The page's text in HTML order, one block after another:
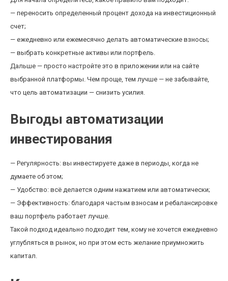
— переносить определенный процент дохода на инвестиционный
счет;
— ежедневно или ежемесячно делать автоматические взносы;
— выбрать конкретные активы или портфель.
Дальше — просто настройте это в приложении или на сайте
выбранной платформы. Чем проще, тем лучше — не забывайте,
что цель автоматизации — снизить усилия.
Выгоды автоматизации
инвестирования
— Регулярность: вы инвестируете даже в периоды, когда не
думаете об этом;
— Удобство: всё делается одним нажатием или автоматически;
— Эффективность: благодаря частым взносам и ребалансировке
ваш портфель работает лучше.
Такой подход идеально подходит тем, кому не хочется ежедневно
углубляться в рынок, но при этом есть желание приумножить
капитал.